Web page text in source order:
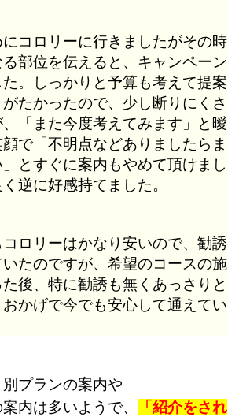
コロリーに行きましたがその時
部位を伝えると、キャンペーン
。しっかりと予算も考えて提案
たかったので、少し断りにくさ
「また今度考えてみます」と曖
で「不明点などありましたらま
とすぐに案内もやめて頂けまし
逆に好感持てました。
ロリーはかなり安いので、勧誘
たのですが、希望のコースの施
後、特に勧誘も無くあっさりと
かげで今でも安心して通えてい
プランの案内や
内は多いようで、
「紹介をされ